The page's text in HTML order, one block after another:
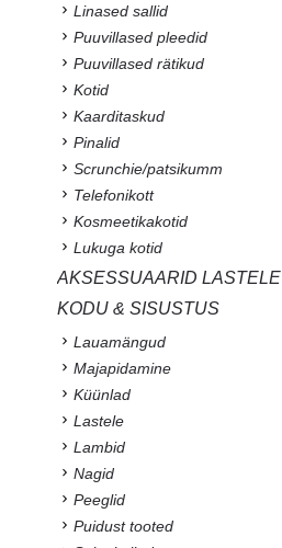
Linased sallid
Puuvillased pleedid
Puuvillased rätikud
Kotid
Kaarditaskud
Pinalid
Scrunchie/patsikumm
Telefonikott
Kosmeetikakotid
Lukuga kotid
AKSESSUAARID LASTELE
KODU & SISUSTUS
Lauamängud
Majapidamine
Küünlad
Lastele
Lambid
Nagid
Peeglid
Puidust tooted